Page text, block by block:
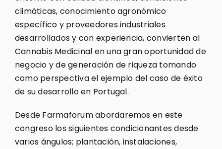
climáticas, conocimiento agronómico
específico y proveedores industriales
desarrollados y con experiencia, convierten al
Cannabis Medicinal en una gran oportunidad de
negocio y de generación de riqueza tomando
como perspectiva el ejemplo del caso de éxito
de su desarrollo en Portugal.
Desde Farmaforum abordaremos en este
congreso los siguientes condicionantes desde
varios ángulos; plantación, instalaciones,